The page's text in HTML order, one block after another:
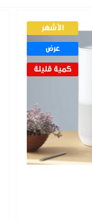
الأشهر
عرض
كمية قليلة